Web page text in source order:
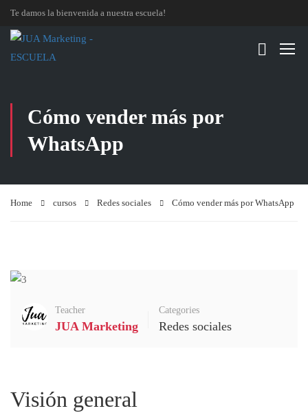
Te damos la bienvenida a nuestra escuela!
Cómo vender más por
WhatsApp
Home cursos Redes sociales Cómo vender más por WhatsApp
Teacher
JUA Marketing
Categories
Redes sociales
Visión general